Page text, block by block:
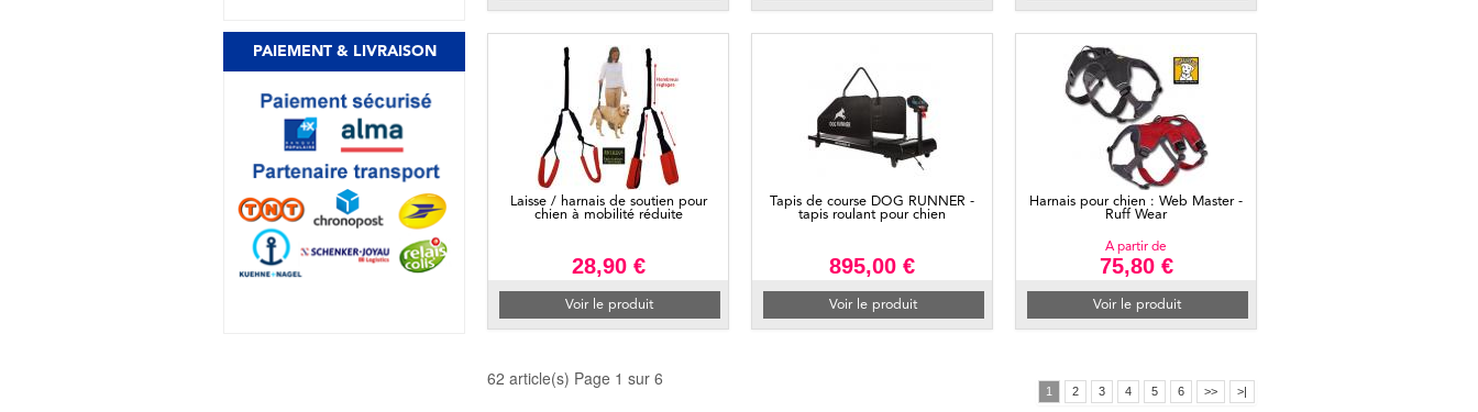
PAIEMENT & LIVRAISON
Laisse / harnais de soutien pour
chien à mobilité réduite
28,90 €
Voir le produit
Tapis de course DOG RUNNER -
tapis roulant pour chien
895,00 €
Voir le produit
Harnais pour chien : Web Master -
Ruff Wear
A partir de
75,80 €
Voir le produit
62 article(s) Page 1 sur 6
1 2 3 4 5 6 >> >|